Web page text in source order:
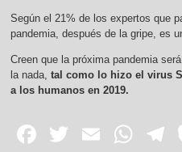
Según el 21% de los expertos que
pandemia, después de la gripe, es
Creen que la próxima pandemia
la nada, tal como lo hizo el virus
a los humanos en 2019.
Facebook
Twitter
Email